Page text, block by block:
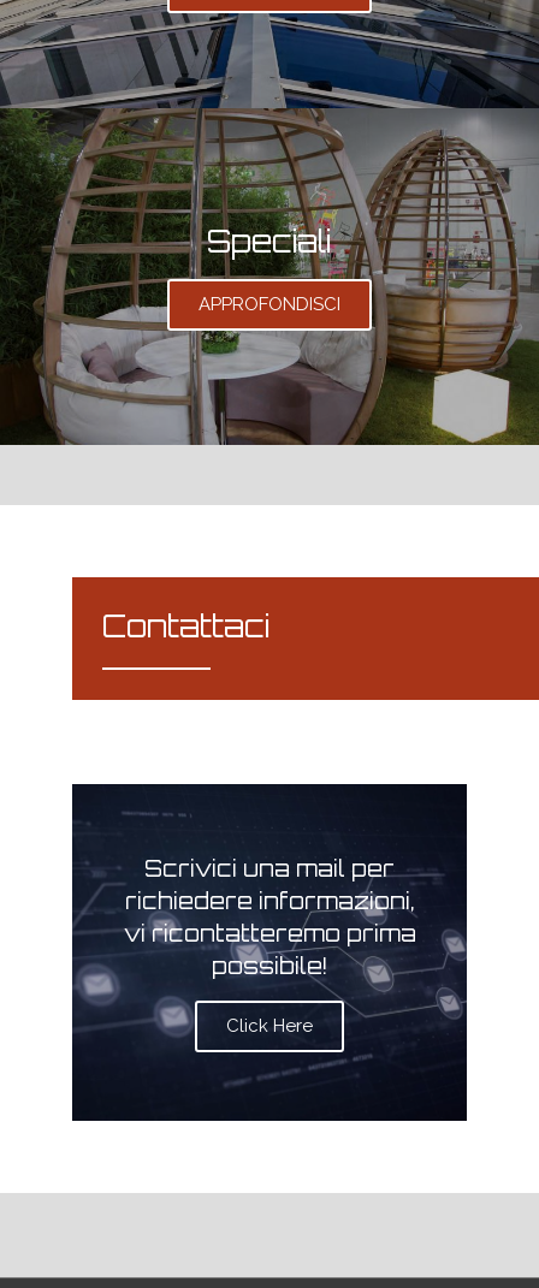
Speciali
APPROFONDISCI
Contattaci
Scrivici una mail per
richiedere informazioni,
vi ricontatteremo prima
possibile!
Click Here